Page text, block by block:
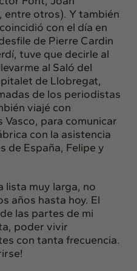
entre otros). Y también
con el día en
de Pierre Cardin
tuve que decirle al
al Saló del
de Llobregat,
de los periodistas
viajé con
Vasco, para comunicar
con la asistencia
de España, Felipe y
lista muy larga, no
años hasta hoy. El
las partes de mi
poder vivir
con tanta frecuencia.